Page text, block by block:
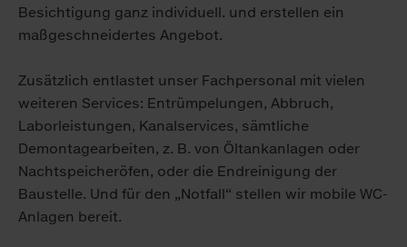
Besichtigung ganz individuell. und erstellen ein
maßgeschneidertes Angebot.
Zusätzlich entlastet unser Fachpersonal mit vielen
weiteren Services: Entrümpelungen, Abbruch,
Laborleistungen, Kanalservices, sämtliche
Demontagearbeiten, z. B. von Öltankanlagen oder
Nachtspeicheröfen, oder die Endreinigung der
Baustelle. Und für den „Notfall“ stellen wir mobile WC-
Anlagen bereit.